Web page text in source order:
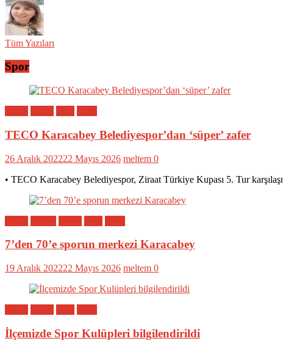
Tüm Yazıları
Spor
TECO Karacabey Belediyespor’dan ‘süper’ zafer
26 Aralık 202222 Mayıs 2026 meltem 0
• TECO Karacabey Belediyespor, Ziraat Türkiye Kupası 5. Tur
7’den 70’e sporun merkezi Karacabey
19 Aralık 202222 Mayıs 2026 meltem 0
İlçemizde Spor Kulüpleri bilgilendirildi